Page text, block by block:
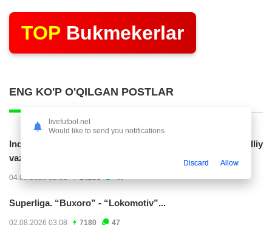
TOP Bukmekerlar
ENG KO'P O'QILGAN POSTLAR
Indoneziya prezidenti JCH-2030ga chiqishni umummilliy
vazifa deb...
04.08.2026 02:11 14256 47
Superliga. “Buxoro” - “Lokomotiv”...
02.08.2026 03:08 7180 47
livefutbol.net
Would like to send you notifications
Discard Allow